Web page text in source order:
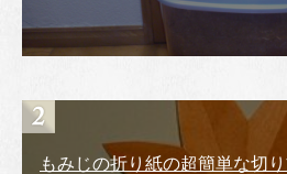
もみじの折り紙の超簡単な切